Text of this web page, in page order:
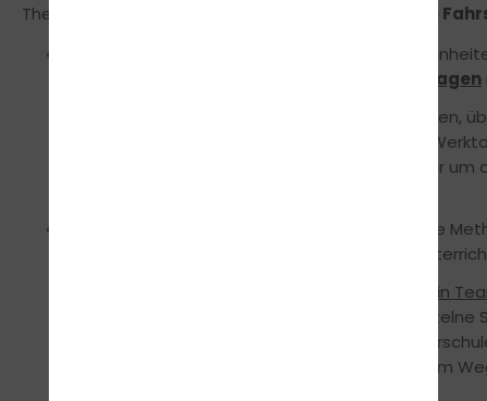
Theorieunterricht mit
bei traffic!-die
Du erlebst alle vorgeschriebenen
Werktagen
musst nicht wie in vielen anderen Fahrschulen,
zum Theorieunterricht, sondern bist binnen 7
bedeutet, du kannst dich somit zeitnah wieder um
Konzept fahren wir die
Wissen mit allen Sinnen und gestalten den
gemeinschaftlich in
eure Prüfung vorbereitet werdet. Da jeder einzelne
Bei traffic!-die
alles Schritt für Schritt gemeinsam... auf deinem